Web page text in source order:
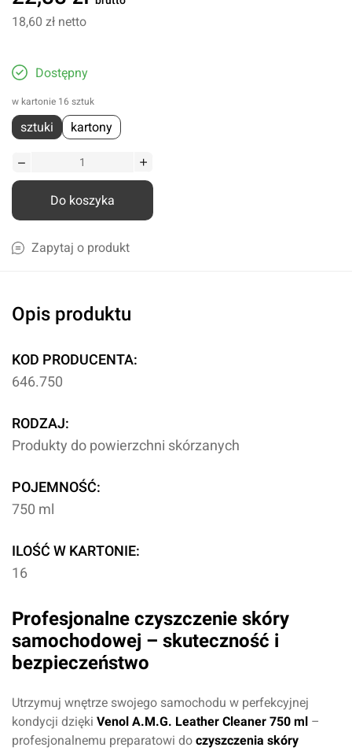
18,60 zł netto
Dostępny
w kartonie 16 sztuk
sztuki kartony
Do koszyka
Zapytaj o produkt
Opis produktu
KOD PRODUCENTA:
646.750
RODZAJ:
Produkty do powierzchni skórzanych
POJEMNOŚĆ:
750 ml
ILOŚĆ W KARTONIE:
16
Profesjonalne czyszczenie skóry
samochodowej – skuteczność i
bezpieczeństwo
Utrzymuj wnętrze swojego samochodu w perfekcyjnej
kondycji dzięki Venol A.M.G. Leather Cleaner 750 ml –
profesjonalnemu preparatowi do czyszczenia skóry